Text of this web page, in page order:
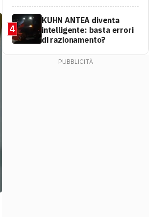
4
KUHN ANTEA diventa
intelligente: basta errori
di razionamento?